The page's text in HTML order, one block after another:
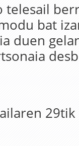
telesail
bat
duen